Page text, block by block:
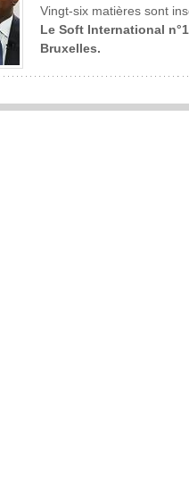
Vingt-six matières sont
Le Soft International
Bruxelles.